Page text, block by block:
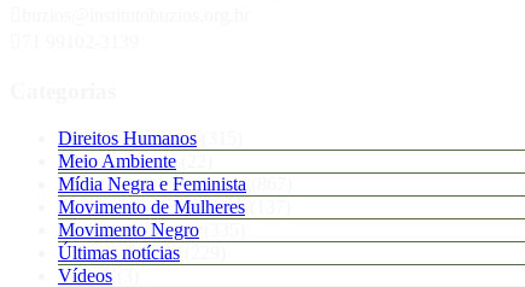
Direitos Humanos
Meio Ambiente
Mídia Negra e Feminista
Movimento de Mulheres
Movimento Negro
Últimas notícias
Vídeos